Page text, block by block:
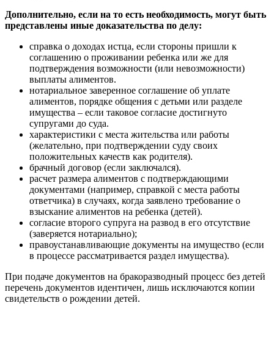
Дополнительно, если на то есть необходимость, могут быть
представлены иные доказательства по делу:
справка о доходах истца, если стороны пришли к
соглашению о проживании ребенка или же для
подтверждения возможности (или невозможности)
выплаты алиментов.
нотариальное заверенное соглашение об уплате
алиментов, порядке общения с детьми или разделе
имущества – если таковое согласие достигнуто
супругами до суда.
характеристики с места жительства или работы
(желательно, при подтверждении суду своих
положительных качеств как родителя).
брачный договор (если заключался).
расчет размера алиментов с подтверждающими
документами (например, справкой с места работы
ответчика) в случаях, когда заявлено требование о
взыскание алиментов на ребенка (детей).
согласие второго супруга на развод в его отсутствие
(заверяется нотариально);
правоустанавливающие документы на имущество (если
в процессе рассматривается раздел имущества).
При подаче документов на бракоразводный процесс без детей
перечень документов идентичен, лишь исключаются копии
свидетельств о рождении детей.